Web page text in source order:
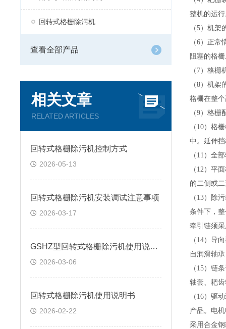
回转式格栅除污机
查看全部产品
相关文章
RELATED ARTICLES
回转式格栅除污机控制方式
2026-05-13
回转式格栅除污机安装调试注意事项
2026-03-17
GSHZ型回转式格栅除污机使用说明书
2026-03-06
回转式格栅除污机使用说明书
2026-02-22
整机的运
（5）机架
（6）正常
阻塞的格
（ 7）格栅
（8）机架
格栅在整
（9）格栅
（ 10）格
中。延伸
（ 11 ）全
（ 12）平
的二侧或
（ 13）除
条件下，
牵引链须
（ 14）导
自润滑轴
（ 15）链
轴套、耙
（ 16）驱
产品。电
采用合金